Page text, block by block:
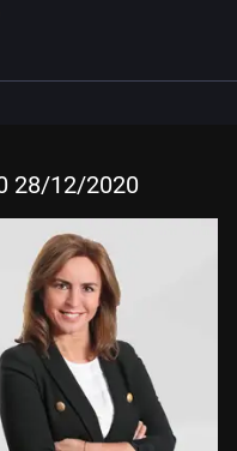
28/12/2020